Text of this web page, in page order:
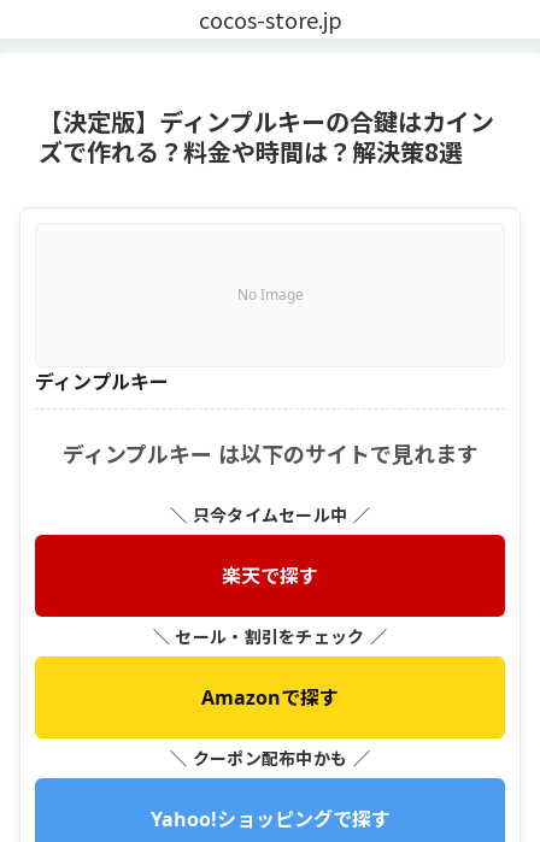
cocos-store.jp
【決定版】ディンプルキーの合鍵はカイン
ズで作れる？料金や時間は？解決策8選
No Image
ディンプルキー
ディンプルキー は以下のサイトで見れます
＼ 只今タイムセール中 ／
楽天で探す
＼ セール・割引をチェック ／
Amazonで探す
＼ クーポン配布中かも ／
Yahoo!ショッピングで探す